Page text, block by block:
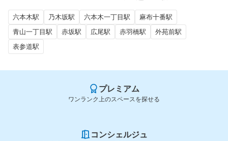
六本木駅 乃木坂駅 六本木一丁目駅
麻布十番駅
青山一丁目駅
赤坂駅 広尾駅 赤羽橋駅
外苑前駅
表参道駅
プレミアム
ワンランク上のスペースを探せる
コンシェルジュ